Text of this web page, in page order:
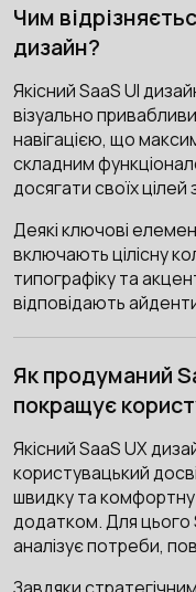
Чим
дизайн?
Якісний SaaS UI
візуально
навігацією, що
складним
досягати своїх цілей
Деякі ключові
включають цілісну
типографіку та
відповідають
Як продуманий
покращує
Якісний SaaS UX
користувацький
швидку та
додатком. Для цього
аналізує потреби,